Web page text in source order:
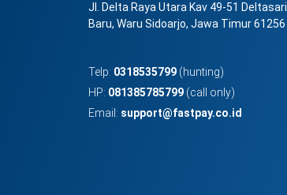
Jl. Delta Raya Utara Kav 49-51 Deltasari
Baru, Waru Sidoarjo, Jawa Timur 61256
Telp: 0318535799 (hunting)
HP: 081385785799 (call only)
Email: support@fastpay.co.id